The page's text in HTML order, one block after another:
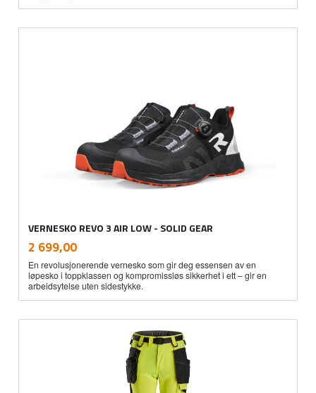
VERNESKO REVO 3 AIR LOW - SOLID GEAR
Pris
2 699,00mva.
En revolusjonerende vernesko som gir deg essensen av en
løpesko i toppklassen og kompromissløs sikkerhet i ett – gir en
arbeidsytelse uten sidestykke.